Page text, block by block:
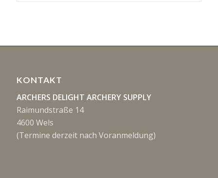
KONTAKT
ARCHERS DELIGHT ARCHERY SUPPLY
Raimundstraße 14
4600 Wels
(Termine derzeit nach Voranmeldung)